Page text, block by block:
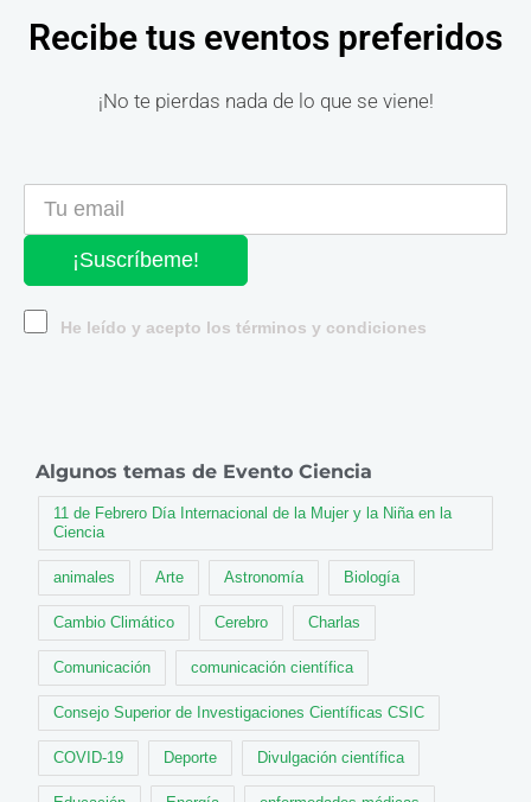
Recibe tus eventos preferidos
¡No te pierdas nada de lo que se viene!
¡Suscríbeme!
He leído y acepto los términos y condiciones
Algunos temas de Evento Ciencia
11 de Febrero Día Internacional de la Mujer y la Niña en la
Ciencia
animales Arte Astronomía Biología
Cambio Climático Cerebro Charlas
Comunicación comunicación científica
Consejo Superior de Investigaciones Científicas CSIC
COVID-19 Deporte Divulgación científica